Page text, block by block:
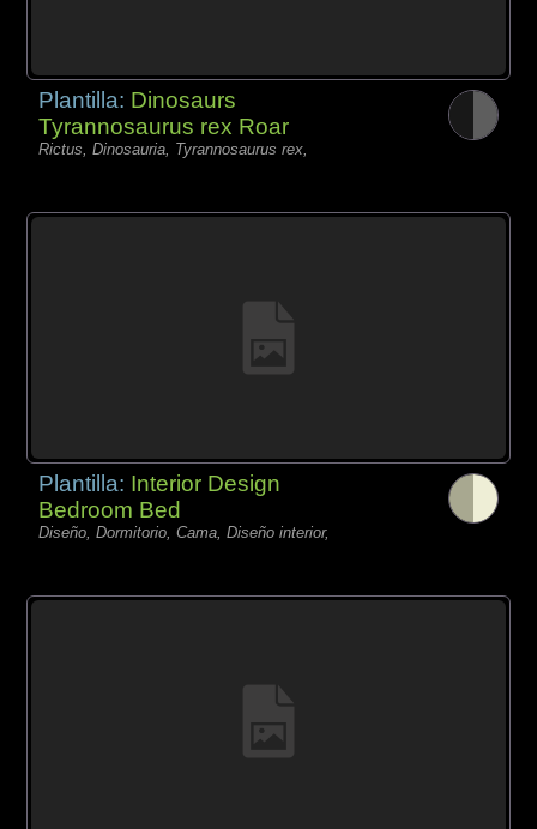
Plantilla: Dinosaurs
Tyrannosaurus rex Roar
Rictus, Dinosauria, Tyrannosaurus rex,
Plantilla: Interior Design
Bedroom Bed
Diseño, Dormitorio, Cama, Diseño interior,